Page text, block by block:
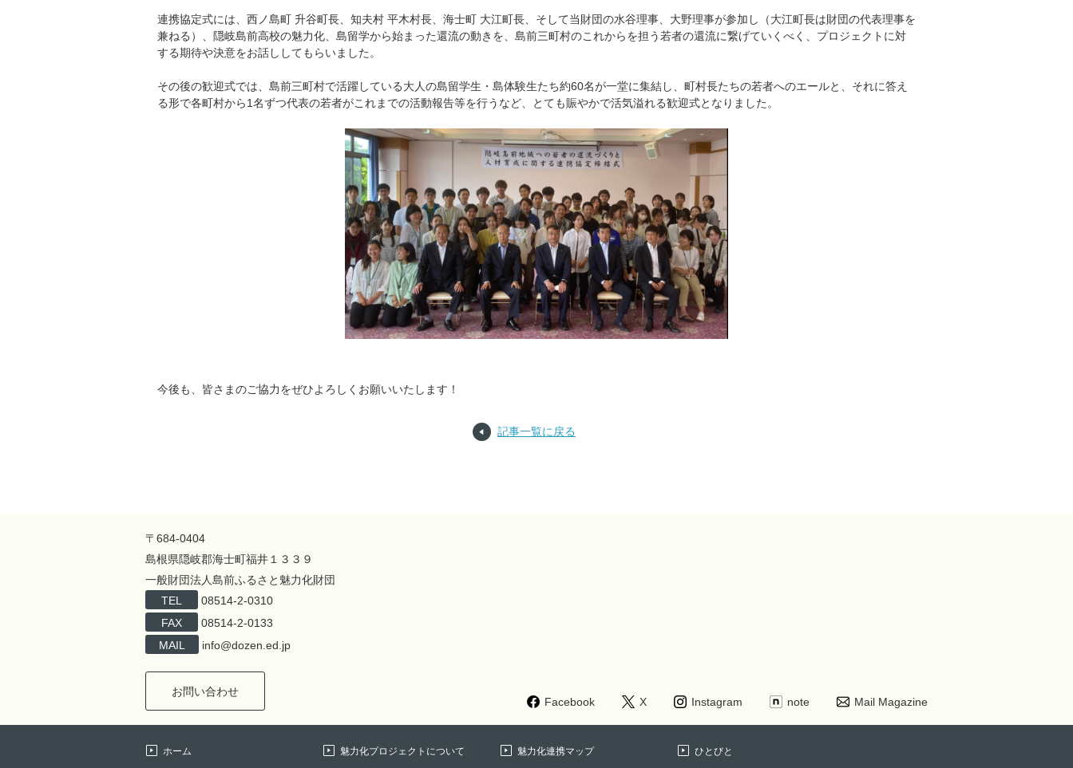
連携協定式には、西ノ島町 升谷町長、知夫村 平木村長、海士町 大江町長、そして当財団の水谷理事、大野理事が参加し（大江町長は財団の代表理事を
兼ねる）、隠岐島前高校の魅力化、島留学から始まった還流の動きを、島前三町村のこれからを担う若者の還流に繋げていくべく、プロジェクトに対
する期待や決意をお話ししてもらいました。
その後の歓迎式では、島前三町村で活躍している大人の島留学生・島体験生たち約60名が一堂に集結し、町村長たちの若者へのエールと、それに答え
る形で各町村から1名ずつ代表の若者がこれまでの活動報告等を行うなど、とても賑やかで活気溢れる歓迎式となりました。
今後も、皆さまのご協力をぜひよろしくお願いいたします！
記事一覧に戻る
〒684-0404
島根県隠岐郡海士町福井１３３９
一般財団法人島前ふるさと魅力化財団
TEL
08514-2-0310
FAX
08514-2-0133
MAIL
info@dozen.ed.jp
お問い合わせ
Facebook
X Instagram note Mail Magazine
ホーム 魅力化プロジェクトについて 魅力化連携マップ ひとびと